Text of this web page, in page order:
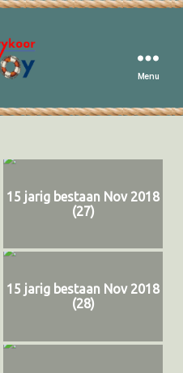
Ahoy
Menu
15 jarig bestaan Nov 2018
(27)
15 jarig bestaan Nov 2018
(28)